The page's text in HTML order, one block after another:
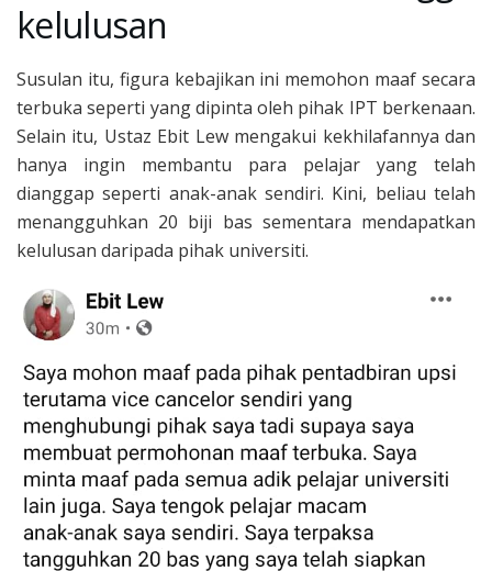
kelulusan
Susulan itu, figura kebajikan ini memohon maaf secara
terbuka seperti yang dipinta oleh pihak IPT berkenaan.
Selain itu, Ustaz Ebit Lew mengakui kekhilafannya dan
hanya ingin membantu para pelajar yang telah
dianggap seperti anak-anak sendiri. Kini, beliau telah
menangguhkan 20 biji bas sementara mendapatkan
kelulusan daripada pihak universiti.